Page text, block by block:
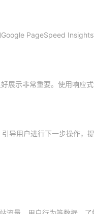
PageSpeed
展示非常重要。使用响应
导用户进行下一步操作，提